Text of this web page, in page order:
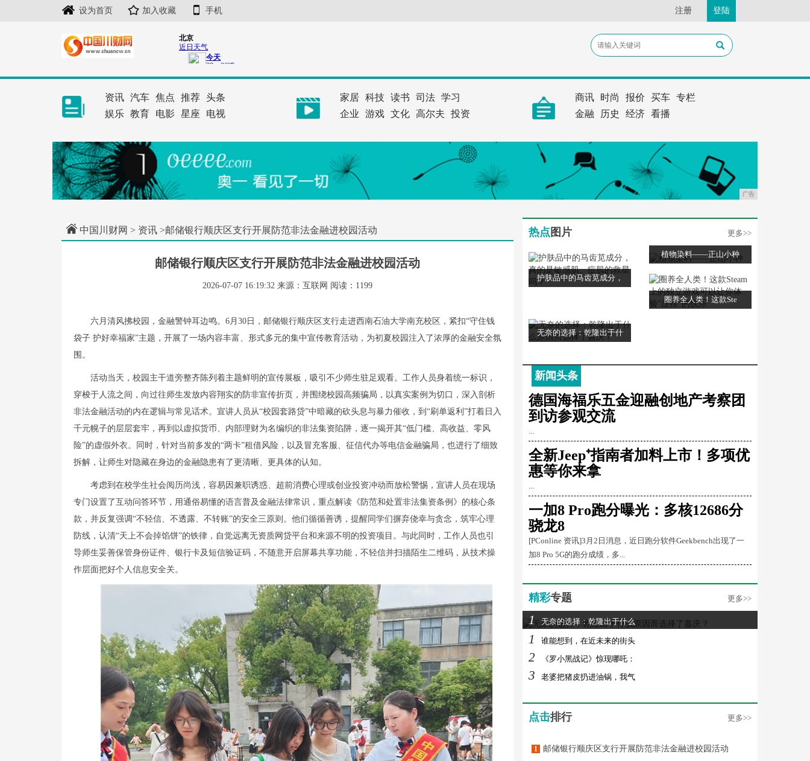
设为首页 加入收藏 手机 注册 登陆
资讯 汽车 焦点 推荐 头条
娱乐 教育 电影 星座 电视
家居 科技 读书 司法 学习
企业
游戏 文化 高尔夫 投资
商讯 时尚 报价 买车 专栏
金融
历史 经济 看播
广告
中国川财网 > 资讯 >邮储银行顺庆区支行开展防范非法金融进校园活动
邮储银行顺庆区支行开展防范非法金融进校园活动
2026-07-07 16:19:32 来源：互联网 阅读：1199
六月清风拂校园，金融警钟耳边鸣。6月30日，邮储银行顺庆区支行走进西南石油大学南充校区，紧扣“守住钱
袋子 护好幸福家”主题，开展了一场内容丰富、形式多元的集中宣传教育活动，为初夏校园注入了浓厚的金融安全氛
围。
活动当天，校园主干道旁整齐陈列着主题鲜明的宣传展板，吸引不少师生驻足观看。工作人员身着统一标识，
穿梭于人流之间，向过往师生发放内容翔实的防非宣传折页，并围绕校园高频骗局，以真实案例为切口，深入剖析
非法金融活动的内在逻辑与常见话术。宣讲人员从“校园套路贷”中暗藏的砍头息与暴力催收，到“刷单返利”打着日入
千元幌子的层层套牢，再到以虚拟货币、内部理财为名编织的非法集资陷阱，逐一揭开其“低门槛、高收益、零风
险”的虚假外衣。同时，针对当前多发的“两卡”租借风险，以及冒充客服、征信代办等电信金融骗局，也进行了细致
拆解，让师生对隐藏在身边的金融隐患有了更清晰、更具体的认知。
考虑到在校学生社会阅历尚浅，容易因兼职诱惑、超前消费心理或创业投资冲动而放松警惕，宣讲人员在现场
专门设置了互动问答环节，用通俗易懂的语言普及金融法律常识，重点解读《防范和处置非法集资条例》的核心条
款，并反复强调“不轻信、不透露、不转账”的安全三原则。他们循循善诱，提醒同学们摒弃侥幸与贪念，筑牢心理
防线，认清“天上不会掉馅饼”的铁律，自觉远离无资质网贷平台和来源不明的投资项目。与此同时，工作人员也引
导师生妥善保管身份证件、银行卡及短信验证码，不随意开启屏幕共享功能，不轻信并扫描陌生二维码，从技术操
作层面把好个人信息安全关。
热点 图片 更多>>
护肤品中的马齿苋成分，
植物染料——正山小种
圈养全人类！这款Ste
无奈的选择：乾隆出于什
新闻头条
德国海福乐五金迎融创地产考察团
到访参观交流
全新Jeep⁺指南者加料上市！多项优
惠等你来拿
一加8 Pro跑分曝光：多核12686分
骁龙8
[PConline 资讯]3月2日消息，近日跑分软件Geekbench出现了一
加8 Pro 5G的跑分成绩，多...
精彩专题 更多>>
1 无奈的选择：乾隆出于什么
1 谁能想到，在近未来的街头
2 《罗小黑战记》惊现哪吒：
3 老婆把猪皮扔进油锅，我气
点击排行 更多>>
1 邮储银行顺庆区支行开展防范非法金融进校园活动